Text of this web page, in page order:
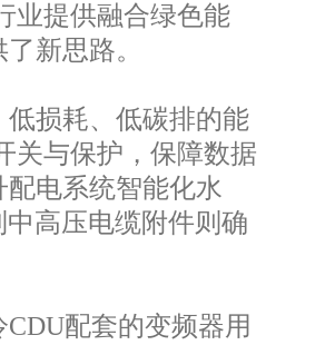
业提供融合绿色能
新思路。
损耗、低碳排的能
关与保护，保障数据
电系统智能化水
高压电缆附件则确
配套的变频器用